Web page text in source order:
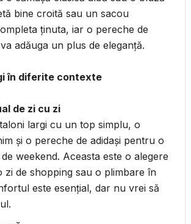
bine croită sau un sacou
ținuta, iar o pereche de
adăuga un plus de eleganță.
în diferite contexte
de zi cu zi
largi cu un top simplu, o
și o pereche de adidași pentru o
weekend. Aceasta este o alegere
zi de shopping sau o plimbare în
este esențial, dar nu vrei să